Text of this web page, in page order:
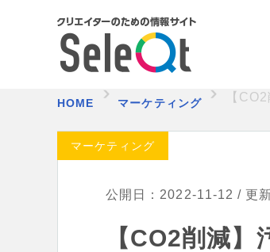
HOME マーケティング 【
マーケティング
公開日：2022-11-12 / 更
【CO2削減